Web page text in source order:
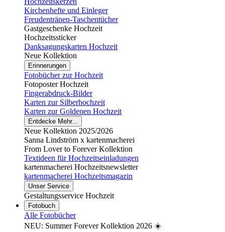
Kirchenhefte und Einleger
Freudentränen-Taschentücher
Gastgeschenke Hochzeit
Hochzeitssticker
Danksagungskarten Hochzeit
Neue Kollektion
Erinnerungen
Fotobücher zur Hochzeit
Fotoposter Hochzeit
Fingerabdruck-Bilder
Karten zur Silberhochzeit
Karten zur Goldenen Hochzeit
Entdecke Mehr...
Neue Kollektion 2025/2026
Sanna Lindström x kartenmacherei
From Lover to Forever Kollektion
Textideen für Hochzeitseinladungen
kartenmacherei Hochzeitsnewsletter
kartenmacherei Hochzeitsmagazin
Unser Service
Gestaltungsservice Hochzeit
Fotobuch
Alle Fotobücher
NEU: Summer Forever Kollektion 2026 ☀️